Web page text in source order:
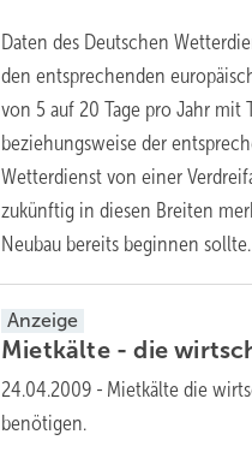
Daten des Deutschen
den entsprechenden
von 5 auf 20 Tage pro Jahr mit
beziehungsweise der
Wetterdienst von einer
zukünftig in diesen Breiten
Neubau bereits beginnen sollte.
Anzeige
Mietkälte - die
24.04.2009 - Mietkälte die
benötigen.